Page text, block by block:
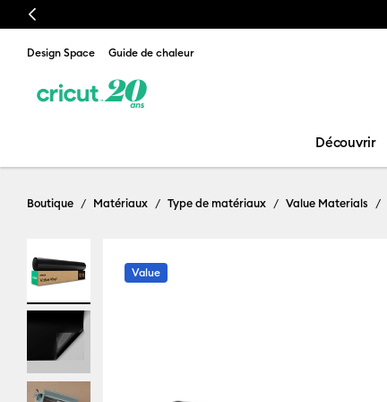
Previous
Design Space Guide de chaleur
Découvrir
Boutique Matériaux Type de matériaux Value Materials
Value